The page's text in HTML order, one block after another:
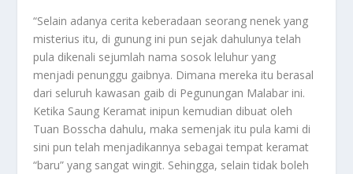
“Selain adanya cerita keberadaan seorang nenek yang
misterius itu, di gunung ini pun sejak dahulunya telah
pula dikenali sejumlah nama sosok leluhur yang
menjadi penunggu gaibnya. Dimana mereka itu berasal
dari seluruh kawasan gaib di Pegunungan Malabar ini.
Ketika Saung Keramat inipun kemudian dibuat oleh
Tuan Bosscha dahulu, maka semenjak itu pula kami di
sini pun telah menjadikannya sebagai tempat keramat
“baru” yang sangat wingit. Sehingga, selain tidak boleh